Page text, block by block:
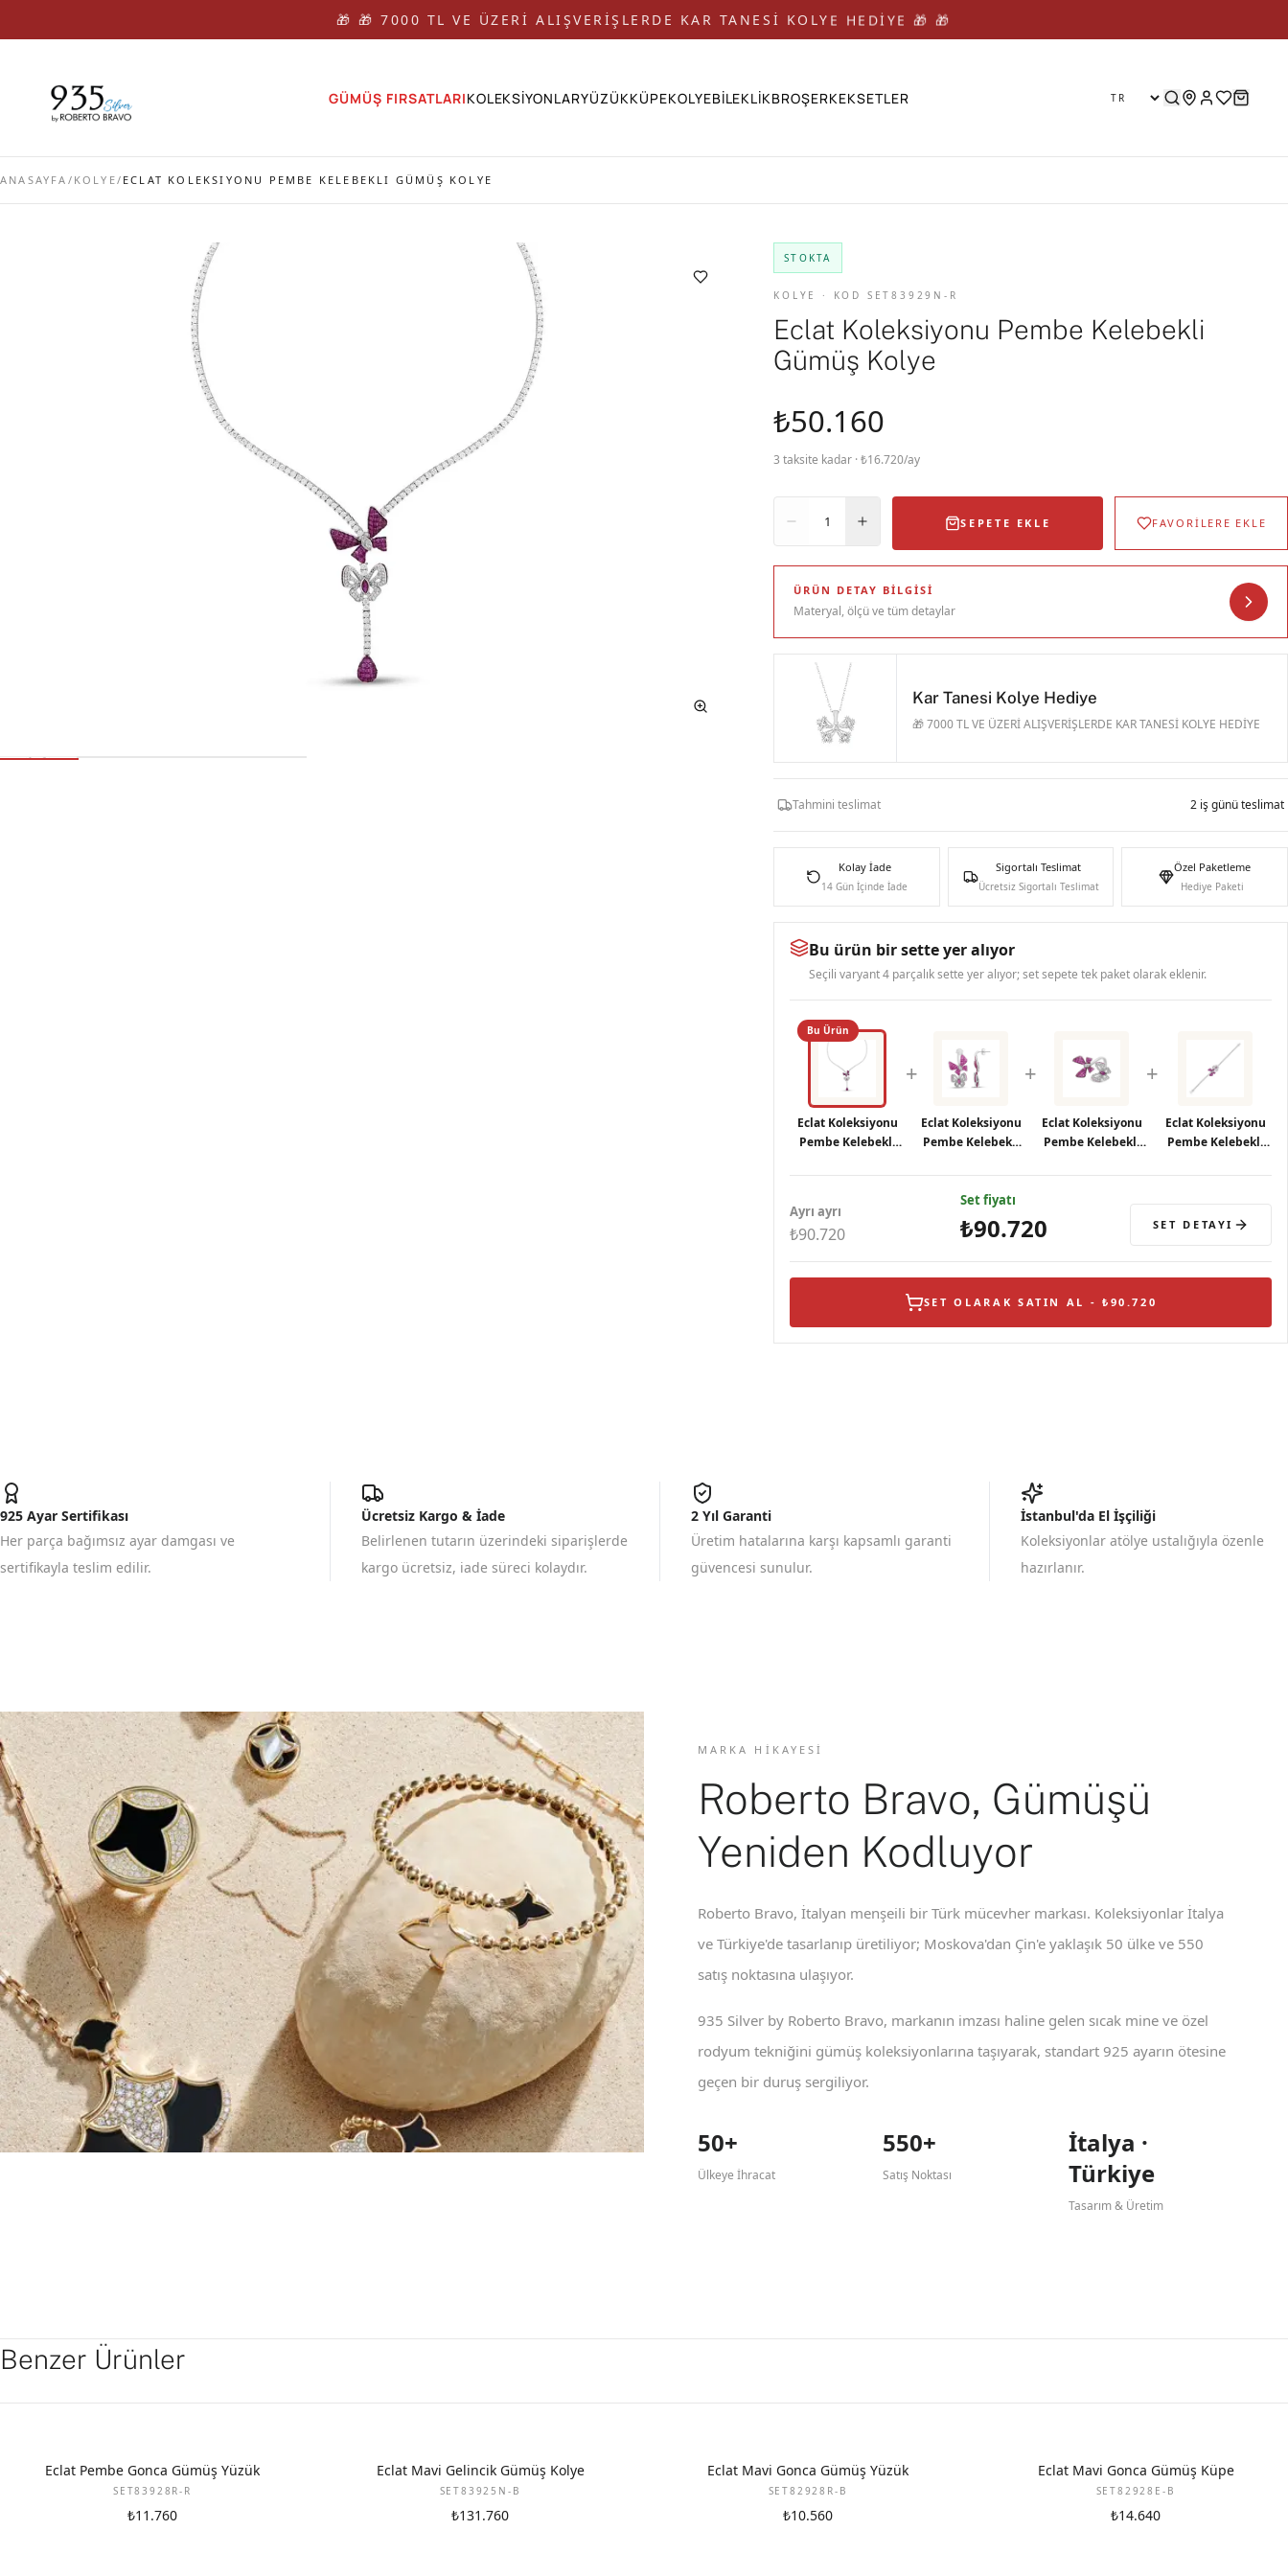
🎁 🎁 7000 TL VE ÜZERİ ALIŞVERİŞLERDE KAR TANESİ KOLYE HEDİYE 🎁 🎁
GÜMÜŞ FIRSATLARIKOLEKSİYONLARYÜZÜKKÜPEKOLYEBİLEKLİKBROŞERKEKSETLER
ANASAYFA / KOLYE/ ECLAT KOLEKSIYONU PEMBE KELEBEKLI GÜMÜŞ KOLYE
STOKTA
KOLYE · KOD SET83929N-R
Eclat Koleksiyonu Pembe Kelebekli
Gümüş Kolye
₺50.160
3 taksite kadar · ₺16.720/ay
1 SEPETE EKLE FAVORİLERE EKLE
ÜRÜN DETAY BILGISI
Materyal, ölçü ve tüm detaylar
Kar Tanesi Kolye Hediye
🎁 7000 TL VE ÜZERİ ALIŞVERİŞLERDE KAR TANESİ KOLYE HEDİYE
Tahmini teslimat 2 iş günü teslimat
Kolay İade
14 Gün İçinde İade
Sigortalı Teslimat
Ücretsiz Sigortalı Teslimat
Özel Paketleme
Hediye Paketi
Bu ürün bir sette yer alıyor
Seçili varyant 4 parçalık sette yer alıyor; set sepete tek paket olarak eklenir.
Bu Ürün
Eclat Koleksiyonu
Pembe Kelebekli
+
Eclat Koleksiyonu
Pembe Kelebekli
+
Eclat Koleksiyonu
Pembe Kelebekli
+
Eclat Koleksiyonu
Pembe Kelebekli
Ayrı ayrı
₺90.720
Set fiyatı
₺90.720 SET DETAYI
SET OLARAK SATIN AL - ₺90.720
925 Ayar Sertifikası
Her parça bağımsız ayar damgası ve
sertifikayla teslim edilir.
Ücretsiz Kargo & İade
Belirlenen tutarın üzerindeki siparişlerde
kargo ücretsiz, iade süreci kolaydır.
2 Yıl Garanti
Üretim hatalarına karşı kapsamlı garanti
güvencesi sunulur.
İstanbul'da El İşçiliği
Koleksiyonlar atölye ustalığıyla özenle
hazırlanır.
MARKA HIKAYESI
Roberto Bravo, Gümüşü
Yeniden Kodluyor
Roberto Bravo, İtalyan menşeili bir Türk mücevher markası. Koleksiyonlar İtalya
ve Türkiye'de tasarlanıp üretiliyor; Moskova'dan Çin'e yaklaşık 50 ülke ve 550
satış noktasına ulaşıyor.
935 Silver by Roberto Bravo, markanın imzası haline gelen sıcak mine ve özel
rodyum tekniğini gümüş koleksiyonlarına taşıyarak, standart 925 ayarın ötesine
geçen bir duruş sergiliyor.
50+
Ülkeye İhracat
550+
Satış Noktası
İtalya ·
Türkiye
Tasarım & Üretim
Benzer Ürünler
Eclat Pembe Gonca Gümüş Yüzük
SET83928R-R
₺11.760
Eclat Mavi Gelincik Gümüş Kolye
SET83925N-B
₺131.760
Eclat Mavi Gonca Gümüş Yüzük
SET82928R-B
₺10.560
Eclat Mavi Gonca Gümüş Küpe
SET82928E-B
₺14.640